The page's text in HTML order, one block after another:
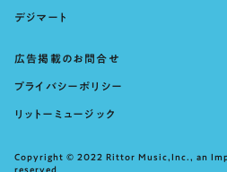
デジマート
広告掲載のお問合せ
プライバシーポリシー
リットーミュージック
Copyright © 2022 Rittor Music,Inc., an
reserved